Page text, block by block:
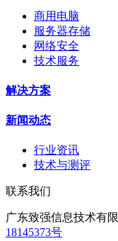
商用电脑
服务器存储
网络安全
技术服务
解决方案
新闻动态
行业资讯
技术与测评
联系我们
广东致强信息技术有
18145373号